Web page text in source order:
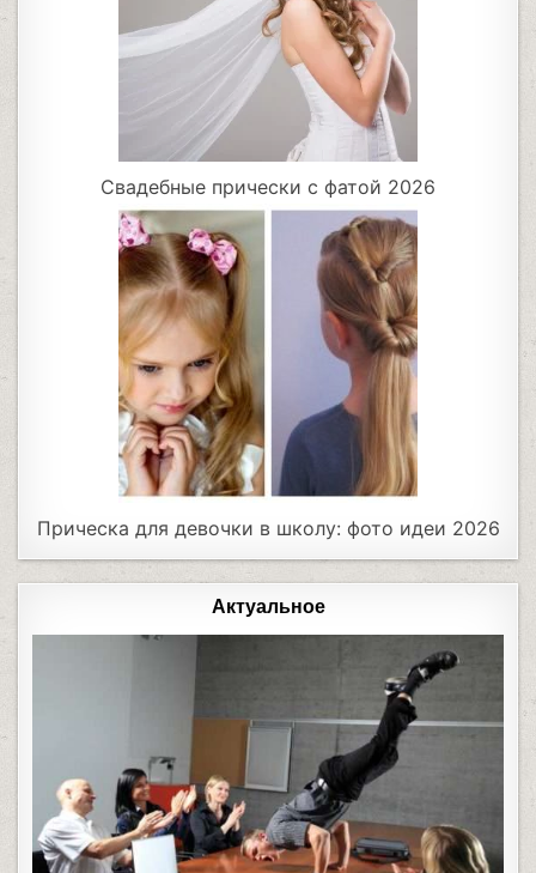
Свадебные прически с фатой 2026
Прическа для девочки в школу: фото идеи 2026
Актуальное